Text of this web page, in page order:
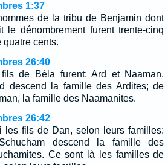
1:37
de la tribu de Benjamin dont
le dénombrement furent trente-cinq
quatre cents.
26:40
fils de Béla furent: Ard et Naaman.
descend la famille des Ardites; de
la famille des Naamanites.
26:42
les fils de Dan, selon leurs familles:
descend la famille des
Ce sont là les familles de